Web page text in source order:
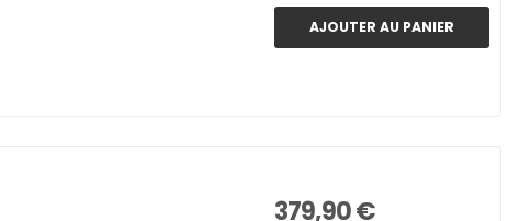
AJOUTER AU PANIER
379,90 €